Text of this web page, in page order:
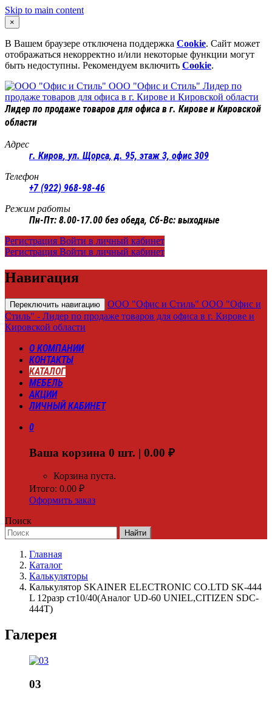
Skip to main content
×
В Вашем браузере отключена поддержка Cookie. Сайт может
отображаться некорректно и/или некоторые функции могут
быть недоступны. Рекомендуем включить Cookie.
ООО "Офис и Стиль" Лидер по
продаже товаров для офиса в г. Кирове и Кировской области
Лидер по продаже товаров для офиса в г. Кирове и Кировской
области
Адрес
г. Киров, ул. Щорса, д. 95, этаж 3, офис 309
Телефон
+7 (922) 968-98-46
Режим работы
Пн-Пт: 8.00-17.00 без обеда, Сб-Вс: выходные
Регистрация Войти в личный кабинет
Регистрация Войти в личный кабинет
Навигация
Переключить навигацию ООО "Офис и Стиль" ООО "Офис и
Стиль" - Лидер по продаже товаров для офиса в г. Кирове и
Кировской области
О КОМПАНИИ
КОНТАКТЫ
КАТАЛОГ
МЕБЕЛЬ
АКЦИИ
ЛИЧНЫЙ КАБИНЕТ
0
Ваша корзина 0 шт. | 0.00 ₽
Корзина пуста.
Итого: 0.00 ₽
Оформить заказ
Поиск
Найти
Главная
Каталог
Калькуляторы
Калькулятор SKAINER ELECTRONIC CO.LTD SK-444
L 12разр ст10/40(Аналог UD-60 UNIEL,CITIZEN SDC-
444T)
Галерея
03